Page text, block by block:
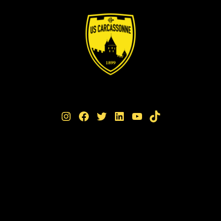
Instagram Facebook Twitter LinkedIn YouTube TikTok